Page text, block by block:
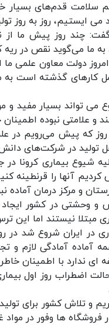
سلامت قدم‌های بسیار
ایستیم، روز به روز
چند روز پیش ما از
به ما می‌گوید نقص در
دولت معاون علمی
کارهای گذشته است به
می تواند بسیار مفید و
و علامتی نبوده
که پیش می‌رویم در
تولید در شرکت‌های
شیوع بیماری
کردیم آنها را قرنطینه
و مرکز درمان آماده
و وحشتی در کشور
مبتلا نیستند اما این
در ایران شروع شد در
آماده آمادگی لازم و
ندارد با اطمینان
اضطراب روز اول
و تلاش کشور برای
در فروشگاه ها وفور در